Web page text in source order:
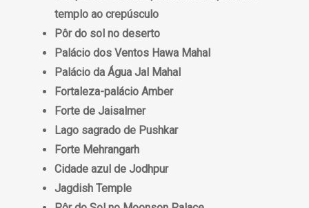
templo ao crepúsculo
Pôr do sol no deserto
Palácio dos Ventos Hawa Mahal
Palácio da Água Jal Mahal
Fortaleza-palácio Amber
Forte de Jaisalmer
Lago sagrado de Pushkar
Forte Mehrangarh
Cidade azul de Jodhpur
Jagdish Temple